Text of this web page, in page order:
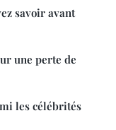
savoir avant
une perte de
les célébrités